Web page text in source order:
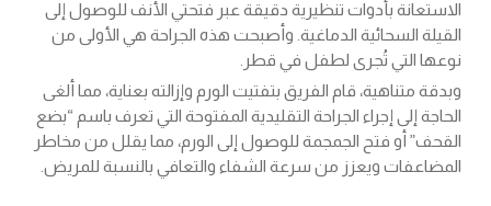
الاستعانة بأدوات تنظيرية دقيقة عبر فتحتي الأنف للوصول إلى
القيلة السحائية الدماغية. وأصبحت هذه الجراحة هي الأولى من
نوعها التي تُجرى لطفل في قطر.
وبدقة متناهية، قام الفريق بتفتيت الورم وإزالته بعناية، مما ألغى
الحاجة إلى إجراء الجراحة التقليدية المفتوحة التي تعرف باسم “بضع
القحف” أو فتح الجمجمة للوصول إلى الورم، مما يقلل من مخاطر
المضاعفات ويعزز من سرعة الشفاء والتعافي بالنسبة للمريض.